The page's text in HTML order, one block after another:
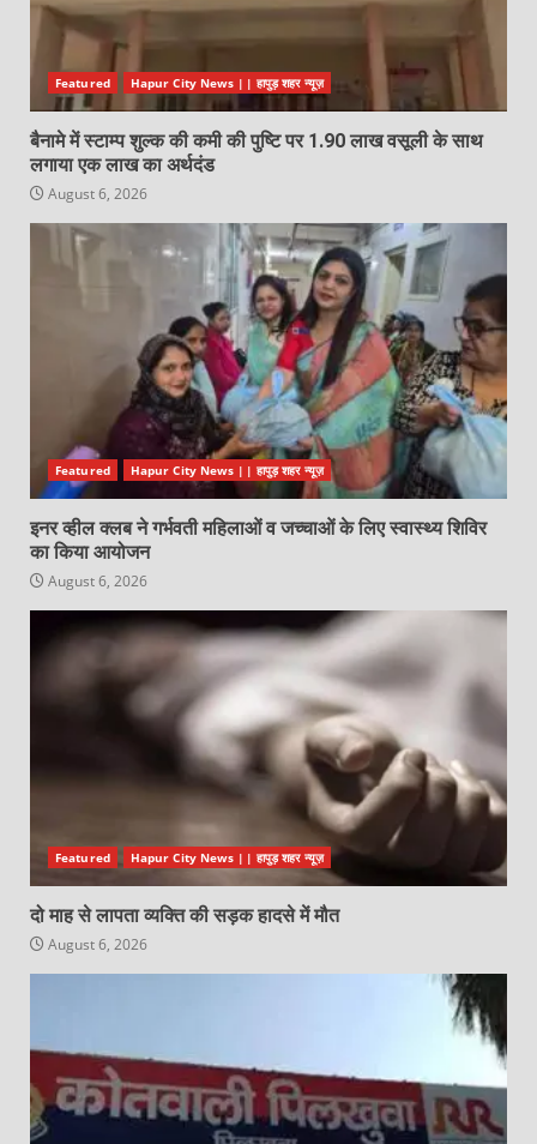
Featured Hapur City News || हापुड़ शहर न्यूज़
बैनामे में स्टाम्प शुल्क की कमी की पुष्टि पर 1.90 लाख वसूली के साथ
लगाया एक लाख का अर्थदंड
August 6, 2026
Featured Hapur City News || हापुड़ शहर न्यूज़
इनर व्हील क्लब ने गर्भवती महिलाओं व जच्चाओं के लिए स्वास्थ्य शिविर
का किया आयोजन
August 6, 2026
Featured Hapur City News || हापुड़ शहर न्यूज़
दो माह से लापता व्यक्ति की सड़क हादसे में मौत
August 6, 2026